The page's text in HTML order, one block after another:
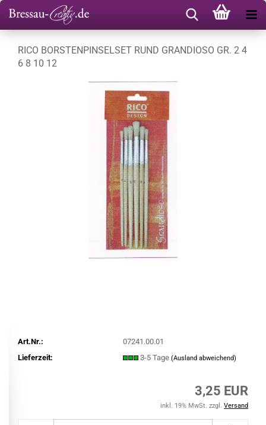
RICO BORSTENPINSELSET RUND GRANDIOSO GR. 2 4
6 8 10 12
Art.Nr.:
07241.00.01
Lieferzeit:
3-5 Tage (Ausland abweichend)
3,25 EUR
inkl. 19% MwSt. zzgl. Versand